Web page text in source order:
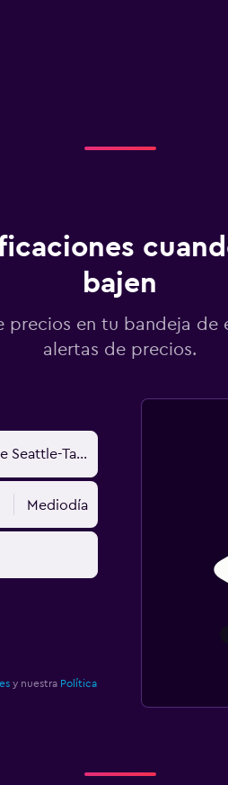
bajen
precios en tu bandeja de
alertas de precios.
Mediodía
y nuestra Política